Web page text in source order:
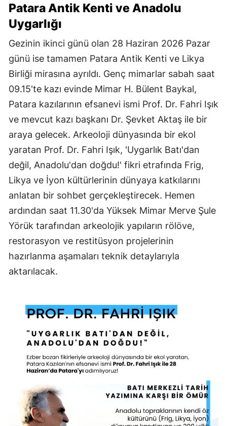
Patara Antik Kenti ve Anadolu
Uygarlığı
Gezinin ikinci günü olan 28 Haziran 2026 Pazar
günü ise tamamen Patara Antik Kenti ve Likya
Birliği mirasına ayrıldı. Genç mimarlar sabah saat
09.15'te kazı evinde Mimar H. Bülent Baykal,
Patara kazılarının efsanevi ismi Prof. Dr. Fahri Işık
ve mevcut kazı başkanı Dr. Şevket Aktaş ile bir
araya gelecek. Arkeoloji dünyasında bir ekol
yaratan Prof. Dr. Fahri Işık, 'Uygarlık Batı'dan
değil, Anadolu'dan doğdu!' fikri etrafında Frig,
Likya ve İyon kültürlerinin dünyaya katkılarını
anlatan bir sohbet gerçekleştirecek. Hemen
ardından saat 11.30'da Yüksek Mimar Merve Şule
Yörük tarafından arkeolojik yapıların rölöve,
restorasyon ve restitüsyon projelerinin
hazırlanma aşamaları teknik detaylarıyla
aktarılacak.